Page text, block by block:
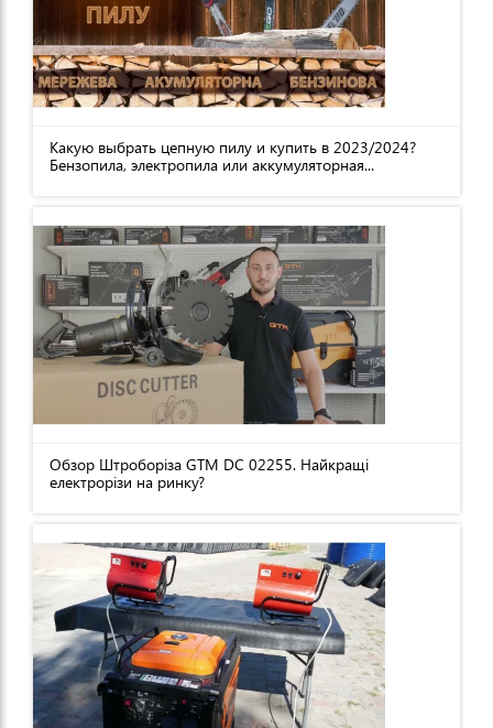
Какую выбрать цепную пилу и купить в 2023/2024?
Бензопила, электропила или аккумуляторная...
Обзор Штроборіза GTM DC 02255. Найкращі
електрорізи на ринку?